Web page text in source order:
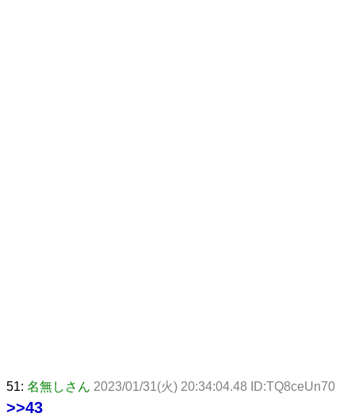
51: 名無しさん 2023/01/31(火) 20:34:04.48 ID:TQ8ceUn70
>>43